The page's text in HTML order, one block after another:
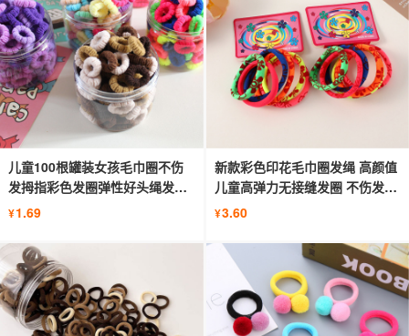
儿童100根罐装女孩毛巾圈不伤
发拇指彩色发圈弹性好头绳发饰
批发
¥1.69
新款彩色印花毛巾圈发绳 高颜值
儿童高弹力无接缝发圈 不伤发头
绳
¥3.60